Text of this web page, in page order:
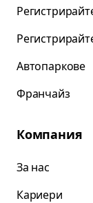
Автопаркове
Франчайз
Компания
За нас
Кариери